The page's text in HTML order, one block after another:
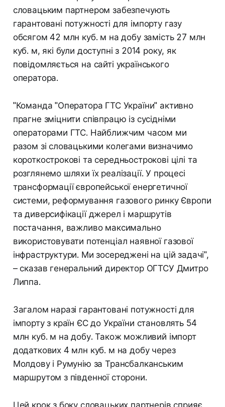
словацьким партнером забезпечують
гарантовані потужності для імпорту газу
обсягом 42 млн куб. м на добу замість 27 млн
куб. м, які були доступні з 2014 року, як
повідомляється на сайті українського
оператора.
"Команда "Оператора ГТС України" активно
прагне зміцнити співпрацю із сусідніми
операторами ГТС. Найближчим часом ми
разом зі словацькими колегами визначимо
короткострокові та середньострокові цілі та
розглянемо шляхи їх реалізації. У процесі
трансформації європейської енергетичної
системи, реформування газового ринку Європи
та диверсифікації джерел і маршрутів
постачання, важливо максимально
використовувати потенціал наявної газової
інфраструктури. Ми зосереджені на цій задачі",
– сказав генеральний директор ОГТСУ Дмитро
Липпа.
Загалом наразі гарантовані потужності для
імпорту з країн ЄС до України становлять 54
млн куб. м на добу. Також можливий імпорт
додаткових 4 млн куб. м на добу через
Молдову і Румунію за Трансбалканським
маршрутом з південної сторони.
Цей крок з боку словацьких партнерів сприяє